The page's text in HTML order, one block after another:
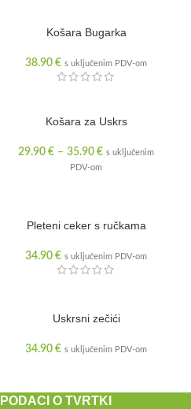
Košara Bugarka
38.90 € s uključenim PDV-om
Košara za Uskrs
29.90 € – 35.90 € s uključenim
PDV-om
Pleteni ceker s ručkama
34.90 € s uključenim PDV-om
Uskrsni zečići
34.90 € s uključenim PDV-om
PODACI O TVRTKI